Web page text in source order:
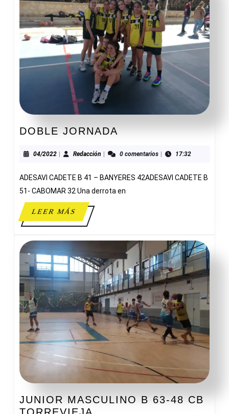
DOBLE JORNADA
04/202204/2022
| Redacción Redacción
| 0 comentarios | 17:32
ADESAVI CADETE B 41 – BANYERES 42ADESAVI CADETE B
51- CABOMAR 32 Una derrota en
LEER MÁSLEER
MÁS
JUNIOR MASCULINO B 63-48 CB